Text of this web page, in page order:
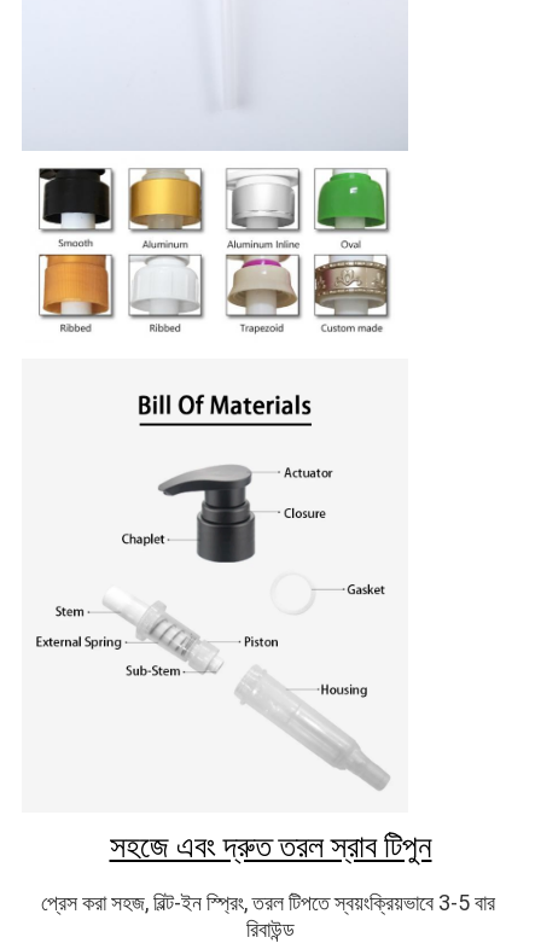
সহজে এবং দ্রুত তরল স্রাব টিপুন
প্রেস করা সহজ, বিল্ট-ইন স্প্রিং, তরল টিপতে স্বয়ংক্রিয়ভাবে 3-5 বার
রিবাউন্ড